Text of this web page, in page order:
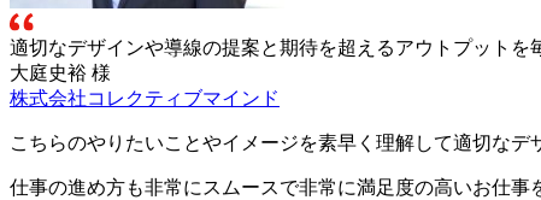
適切なデザインや導線の提案と期待を超えるアウトプットを
大庭史裕 様
株式会社コレクティブマインド
こちらのやりたいことやイメージを素早く理解して適切な
仕事の進め方も非常にスムースで非常に満足度の高いお仕